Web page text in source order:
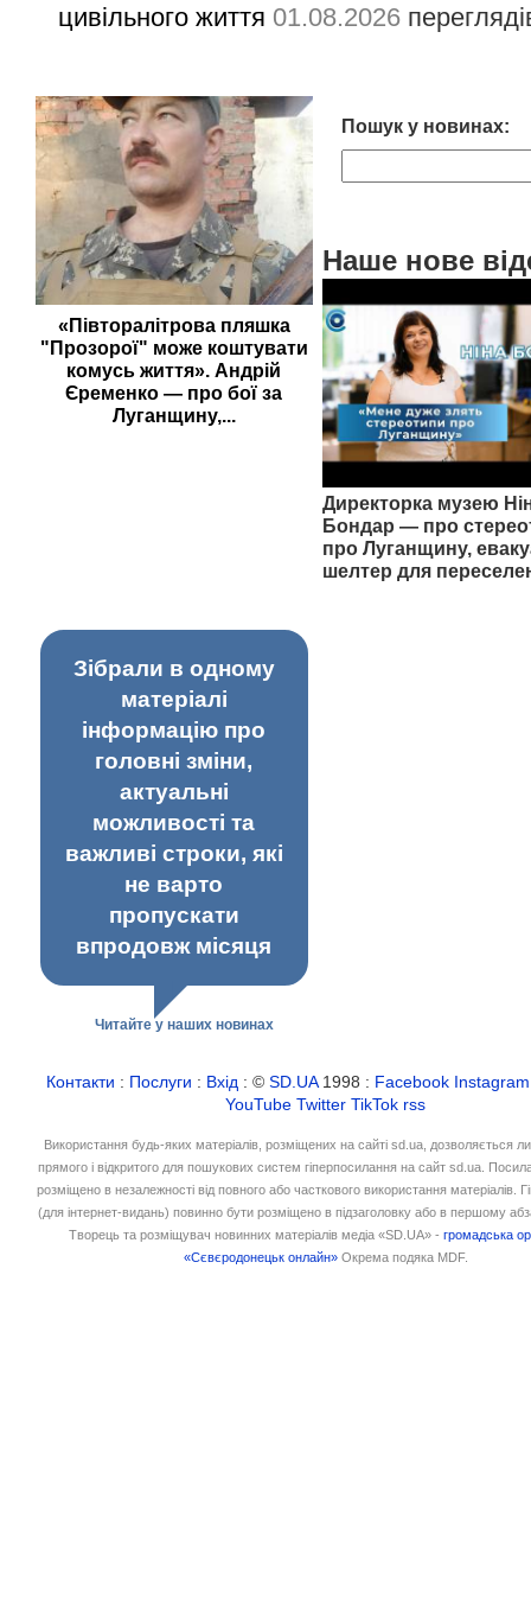
цивільного життя 01.08.2026
«Півторалітрова пляшка
"Прозорої" може коштувати
комусь життя». Андрій
Єременко — про бої за
Луганщину,...
Пошук у новинах:
Наше нове
Директорка музею
Бондар — про
про Луганщину,
шелтер для
Зібрали в одному
матеріалі
інформацію про
головні зміни,
актуальні
можливості та
важливі строки, які
не варто
пропускати
впродовж місяця
Читайте у наших новинах
Контакти : Послуги : Вхід : ©SD.UA1998 : Facebook Instagram
YouTube Twitter TikTok rss
Використання будь-яких матеріалів, розміщених на сайті sd.ua, дозволяється
прямого і відкритого для пошукових систем гіперпосилання на сайт sd.ua.
розміщено в незалежності від повного або часткового використання матеріалів.
(для інтернет-видань) повинно бути розміщено в підзаголовку або в першому
Творець та розміщувач новинних матеріалів медіа «SD.UA» -громадська
«Сєвєродонецьк онлайн» Окрема подяка MDF.